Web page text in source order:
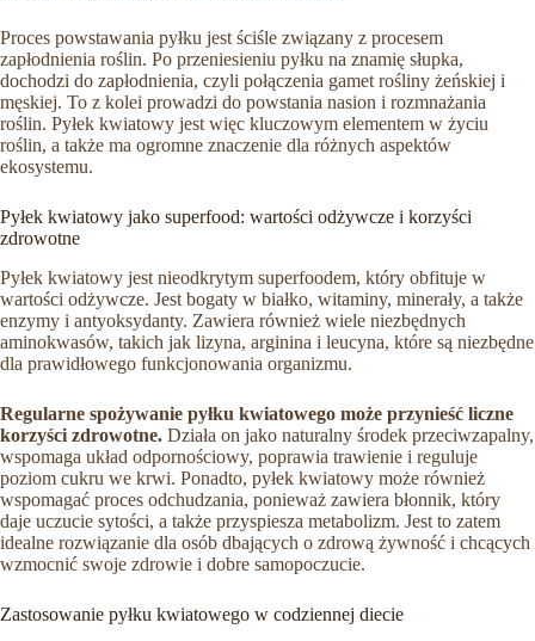
Proces powstawania pyłku jest ściśle związany z procesem
zapłodnienia roślin. Po przeniesieniu pyłku na znamię słupka,
dochodzi do zapłodnienia, czyli połączenia gamet rośliny żeńskiej i
męskiej. To z kolei prowadzi do powstania nasion i rozmnażania
roślin. Pyłek kwiatowy jest więc kluczowym elementem w życiu
roślin, a także ma ogromne znaczenie dla różnych aspektów
ekosystemu.
Pyłek kwiatowy jako superfood: wartości odżywcze i korzyści
zdrowotne
Pyłek kwiatowy jest nieodkrytym superfoodem, który obfituje w
wartości odżywcze. Jest bogaty w białko, witaminy, minerały, a także
enzymy i antyoksydanty. Zawiera również wiele niezbędnych
aminokwasów, takich jak lizyna, arginina i leucyna, które są niezbędne
dla prawidłowego funkcjonowania organizmu.
Regularne spożywanie pyłku kwiatowego może przynieść liczne
korzyści zdrowotne. Działa on jako naturalny środek przeciwzapalny,
wspomaga układ odpornościowy, poprawia trawienie i reguluje
poziom cukru we krwi. Ponadto, pyłek kwiatowy może również
wspomagać proces odchudzania, ponieważ zawiera błonnik, który
daje uczucie sytości, a także przyspiesza metabolizm. Jest to zatem
idealne rozwiązanie dla osób dbających o zdrową żywność i chcących
wzmocnić swoje zdrowie i dobre samopoczucie.
Zastosowanie pyłku kwiatowego w codziennej diecie